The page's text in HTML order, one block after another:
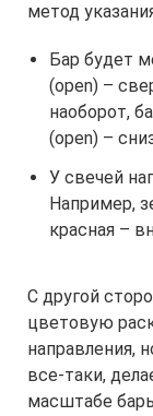
метод
Бар будет
(open) –
наоборот,
(open) –
У свечей
Например,
красная –
С другой
цветовую
направления,
все-таки,
масштабе